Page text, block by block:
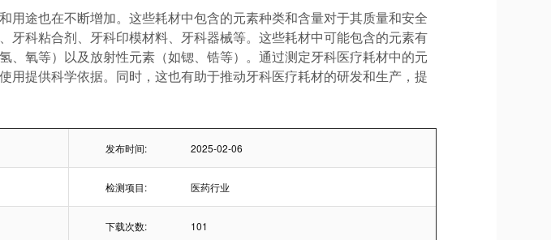
用途也在不断增加。这些耗材中包含的元素种类和含量对于其质量和安全
牙科粘合剂、牙科印模材料、牙科器械等。这些耗材中可能包含的元素有
、氧等）以及放射性元素（如锶、锆等）。通过测定牙科医疗耗材中的元
用提供科学依据。同时，这也有助于推动牙科医疗耗材的研发和生产，提
发布时间: 2025-02-06
检测项目: 医药行业
下载次数: 101